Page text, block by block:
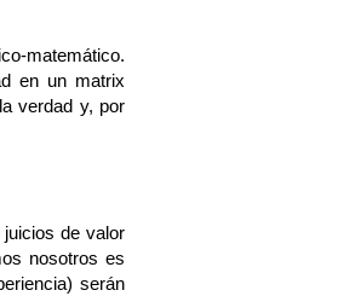
matemático.
en un matrix
verdad y, por
de valor
nosotros es
serán